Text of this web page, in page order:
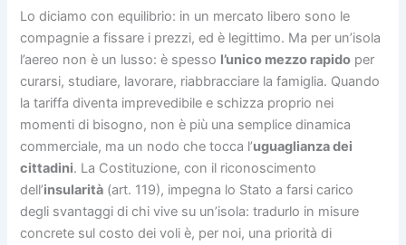
Lo diciamo con equilibrio: in un mercato libero sono le
compagnie a fissare i prezzi, ed è legittimo. Ma per un’isola
l’aereo non è un lusso: è spesso l’unico mezzo rapido per
curarsi, studiare, lavorare, riabbracciare la famiglia. Quando
la tariffa diventa imprevedibile e schizza proprio nei
momenti di bisogno, non è più una semplice dinamica
commerciale, ma un nodo che tocca l’uguaglianza dei
cittadini. La Costituzione, con il riconoscimento
dell’insularità (art. 119), impegna lo Stato a farsi carico
degli svantaggi di chi vive su un’isola: tradurlo in misure
concrete sul costo dei voli è, per noi, una priorità di